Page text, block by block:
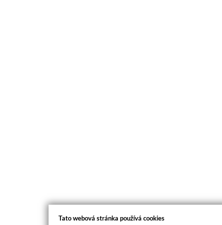
Tato webová stránka používá cookies